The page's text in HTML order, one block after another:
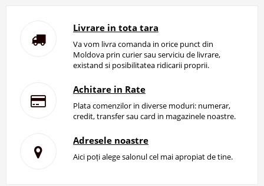
Livrare in tota tara
Va vom livra comanda in orice punct din
Moldova prin curier sau serviciu de livrare,
existand si posibilitatea ridicarii proprii.
Achitare in Rate
Plata comenzilor in diverse moduri: numerar,
credit, transfer sau card in magazinele noastre.
Adresele noastre
Aici poți alege salonul cel mai apropiat de tine.